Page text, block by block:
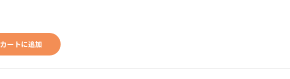
カートに追加